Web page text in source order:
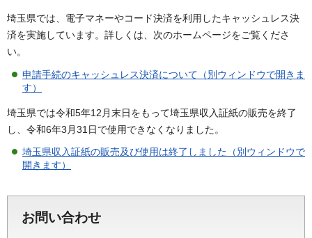
埼玉県では、電子マネーやコード決済を利用したキャッシュレス決
済を実施しています。詳しくは、次のホームページをご覧くださ
い。
申請手続のキャッシュレス決済について（別ウィンドウで開きま
す）
埼玉県では令和5年12月末日をもって埼玉県収入証紙の販売を終了
し、令和6年3月31日で使用できなくなりました。
埼玉県収入証紙の販売及び使用は終了しました（別ウィンドウで
開きます）
お問い合わせ